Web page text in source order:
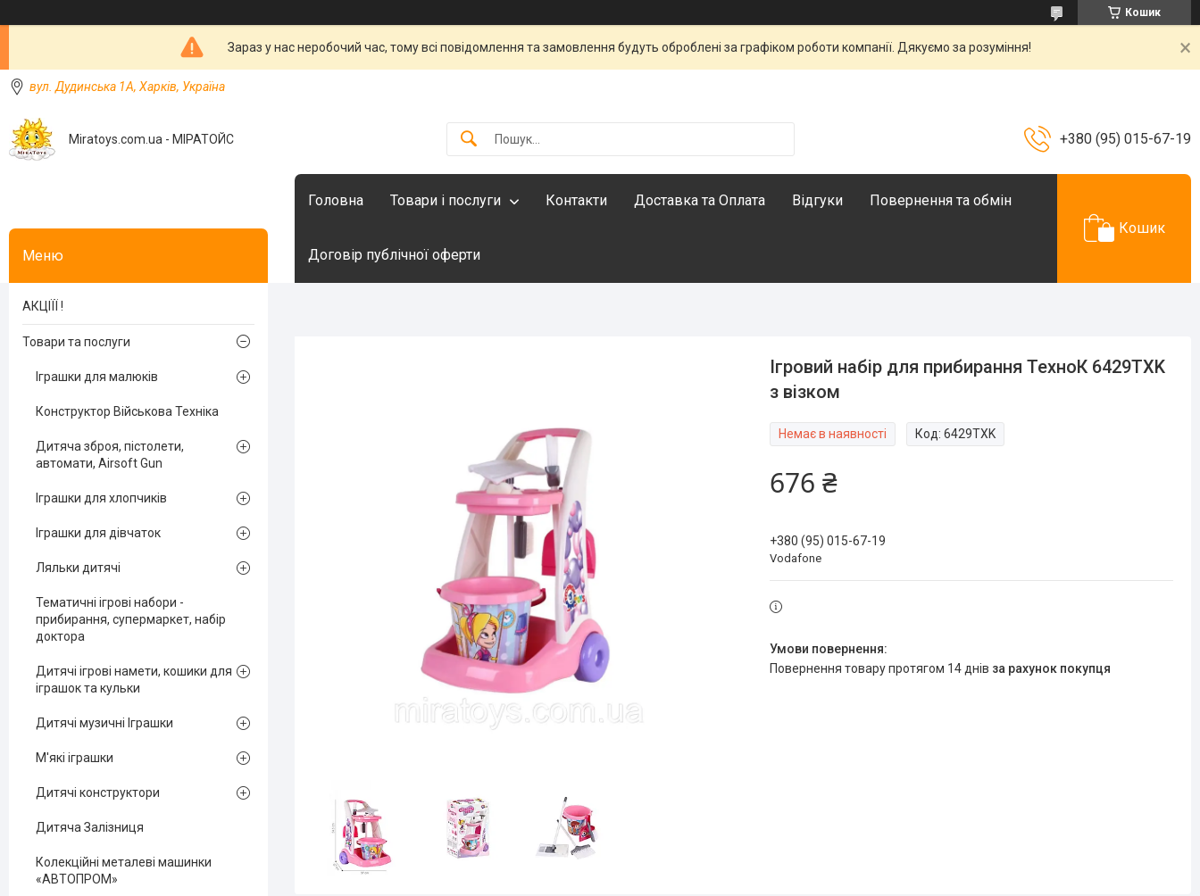
Кошик
Зараз у нас неробочий час, тому всі повідомлення та замовлення будуть оброблені за графіком роботи компанії. Дякуємо за розуміння!
вул. Дудинська 1А, Харків, Україна
Miratoys.com.ua - МІРАТОЙС +380 (95) 015-67-19
Головна Товари і послуги Контакти Доставка та Оплата Відгуки Повернення та обмін
Договір публічної оферти
Кошик
Ігровий набір для прибирання ТехноК 6429TXK
з візком
Немає в наявності Код:6429TXK
676 ₴
+380 (95) 015-67-19
Vodafone
повернення товару протягом 14 днів за рахунок покупця
АКЦІЇЇ !
Товари та послуги
Іграшки для малюків
Конструктор Військова Техніка
Дитяча зброя, пістолети,
автомати, Airsoft Gun
Іграшки для хлопчиків
Іграшки для дівчаток
Ляльки дитячі
Тематичні ігрові набори -
прибирання, супермаркет, набір
доктора
Дитячі ігрові намети, кошики для
іграшок та кульки
Дитячі музичні Іграшки
М'які іграшки
Дитячі конструктори
Дитяча Залізниця
Колекційні металеві машинки
«АВТОПРОМ»